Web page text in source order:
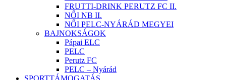
FRUTTI-DRINK PERUTZ FC II.
NŐI NB II.
NŐI PELC-NYÁRÁD MEGYEI
BAJNOKSÁGOK
Pápai ELC
PELC
Perutz FC
PELC – Nyárád
SPORTTÁMOGATÁS